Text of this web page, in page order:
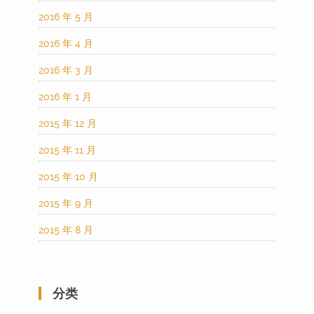
2016 年 5 月
2016 年 4 月
2016 年 3 月
2016 年 1 月
2015 年 12 月
2015 年 11 月
2015 年 10 月
2015 年 9 月
2015 年 8 月
分类